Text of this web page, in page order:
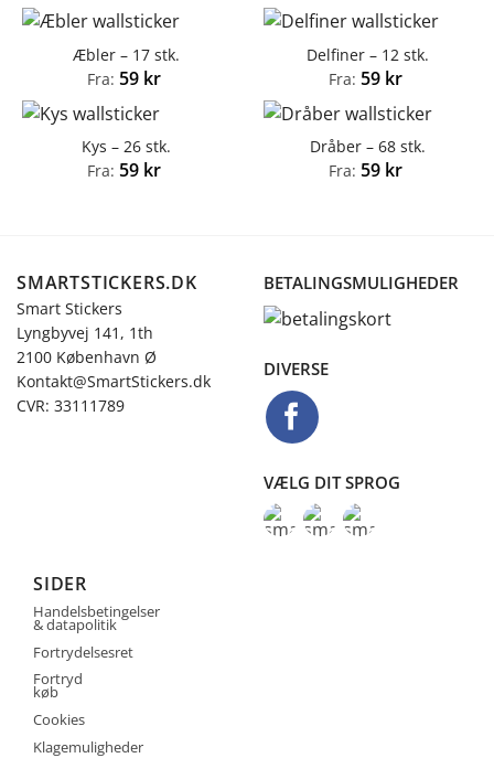
Æbler – 17 stk.
Fra: 59 kr
Delfiner – 12 stk.
Fra: 59 kr
Kys – 26 stk.
Fra: 59 kr
Dråber – 68 stk.
Fra: 59 kr
SMARTSTICKERS.DK
Smart Stickers
Lyngbyvej 141, 1th
2100 København Ø
Kontakt@SmartStickers.dk
CVR: 33111789
BETALINGSMULIGHEDER
DIVERSE
VÆLG DIT SPROG
SIDER
Handelsbetingelser
& datapolitik
Fortrydelsesret
Fortryd
køb
Cookies
Klagemuligheder